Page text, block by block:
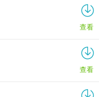
查看
查看